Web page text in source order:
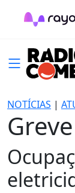
NOTÍCIAS |